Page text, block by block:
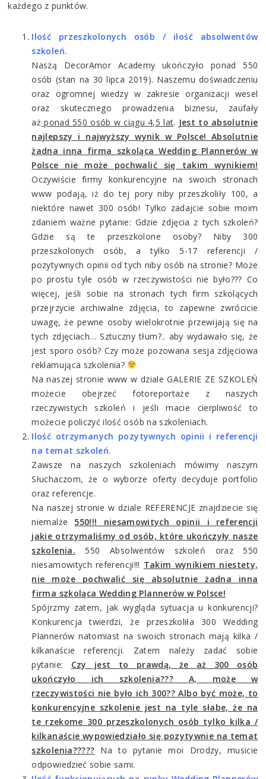
każdego z punktów.
Ilość przeszkolonych osób / ilość absolwentów
szkoleń.
Naszą DecorAmor Academy ukończyło ponad 550
osób (stan na 30 lipca 2019). Naszemu doświadczeniu
oraz ogromnej wiedzy w zakresie organizacji wesel
oraz skutecznego prowadzenia biznesu, zaufały
aż ponad 550 osób w ciągu 4,5 lat. Jest to absolutnie
najlepszy i najwyższy wynik w Polsce! Absolutnie
żadna inna firma szkoląca Wedding Plannerów w
Polsce nie może pochwalić się takim wynikiem!
Oczywiście firmy konkurencyjne na swoich stronach
www podają, iż do tej pory niby przeszkoliły 100, a
niektóre nawet 300 osób! Tylko zadajcie sobie moim
zdaniem ważne pytanie: Gdzie zdjęcia z tych szkoleń?
Gdzie są te przeszkolone osoby? Niby 300
przeszkolonych osób, a tylko 5-17 referencji /
pozytywnych opinii od tych niby osób na stronie? Może
po prostu tyle osób w rzeczywistości nie było??? Co
więcej, jeśli sobie na stronach tych firm szkolących
przejrzycie archiwalne zdjęcia, to zapewne zwrócicie
uwagę, że pewne osoby wielokrotnie przewijają się na
tych zdjęciach… Sztuczny tłum?.. aby wydawało się, że
jest sporo osób? Czy może pozowana sesja zdjęciowa
reklamująca szkolenia?
Na naszej stronie www w dziale GALERIE ZE SZKOLEŃ
możecie obejrzeć fotoreportaże z naszych
rzeczywistych szkoleń i jeśli macie cierpliwość to
możecie policzyć ilość osób na szkoleniach.
Ilość otrzymanych pozytywnych opinii i referencji
na temat szkoleń.
Zawsze na naszych szkoleniach mówimy naszym
Słuchaczom, że o wyborze oferty decyduje portfolio
oraz referencje.
Na naszej stronie w dziale REFERENCJE znajdziecie się
niemalże 550!!! niesamowitych opinii i referencji
jakie otrzymaliśmy od osób, które ukończyły nasze
szkolenia. 550 Absolwentów szkoleń oraz 550
niesamowitych referencji!!! Takim wynikiem niestety,
nie może pochwalić się absolutnie żadna inna
firma szkoląca Wedding Plannerów w Polsce!
Spójrzmy zatem, jak wygląda sytuacja u konkurencji?
Konkurencja twierdzi, że przeszkoliła 300 Wedding
Plannerów natomiast na swoich stronach mają kilka /
kilkanaście referencji. Zatem należy zadać sobie
pytanie: Czy jest to prawdą, że aż 300 osób
ukończyło ich szkolenia??? A, może w
rzeczywistości nie było ich 300?? Albo być może, to
konkurencyjne szkolenie jest na tyle słabe, że na
te rzekome 300 przeszkolonych osób tylko kilka /
kilkanaście wypowiedziało się pozytywnie na temat
szkolenia????? Na to pytanie moi Drodzy, musicie
odpowiedzieć sobie sami.